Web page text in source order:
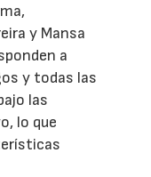
y Mansa
a
y todas las
las
lo que